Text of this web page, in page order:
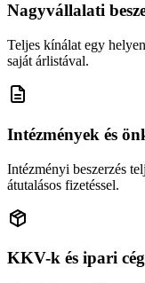
Nagyvállalati
Teljes kínálat egy
saját árlistával.
Intézmények és
Intézményi beszerzés
átutalásos fizetéssel.
KKV-k és ipari